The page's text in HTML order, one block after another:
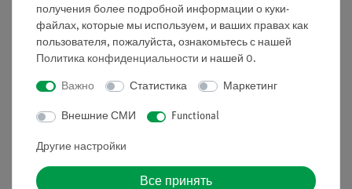
сигналом о высоких и низких значениях, выбираемых
произвольно по всему диапазону измерений
Внутренняя память на 20 значений
Безопасность: EN 60825-1
Аксессуары: Кейс, термопарный зонд K-типа,
батарея 9 В и руководство
получения более подробной информации о куки-
файлах, которые мы используем, и ваших правах как
пользователя, пожалуйста, ознакомьтесь с нашей
Политика конфиденциальности и нашей 0.
Важно Статистика Маркетинг
Внешние СМИ Functional
Другие настройки
Все принять